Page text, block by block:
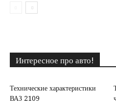
Интересное про авто!
Технические характеристики
ВАЗ 2109